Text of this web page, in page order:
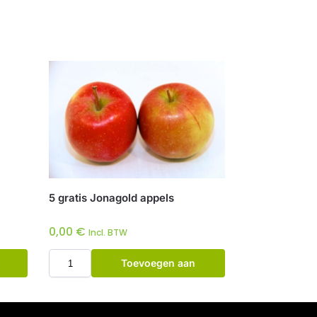
5 gratis Jonagold appels
0,00 € Incl. BTW
Toevoegen aan